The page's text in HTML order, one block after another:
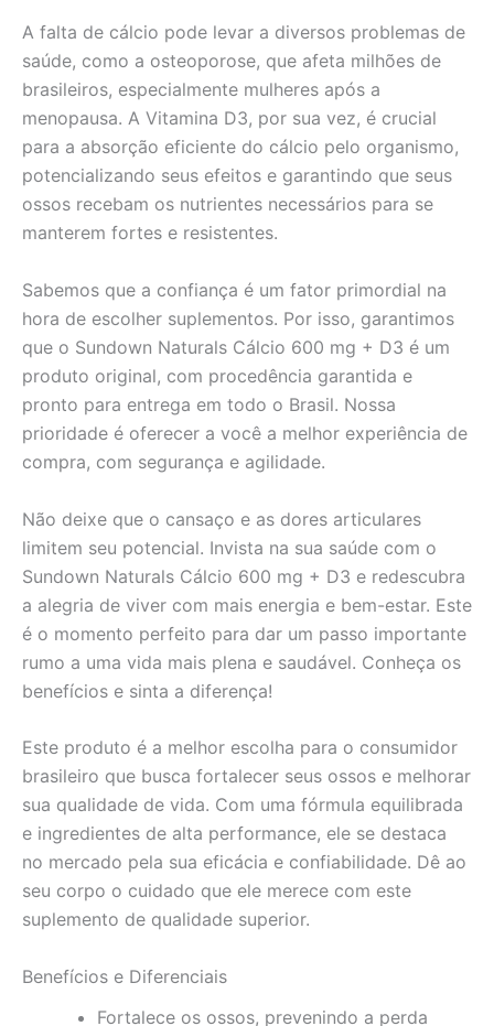
A falta de cálcio pode levar a diversos problemas de
saúde, como a osteoporose, que afeta milhões de
brasileiros, especialmente mulheres após a
menopausa. A Vitamina D3, por sua vez, é crucial
para a absorção eficiente do cálcio pelo organismo,
potencializando seus efeitos e garantindo que seus
ossos recebam os nutrientes necessários para se
manterem fortes e resistentes.
Sabemos que a confiança é um fator primordial na
hora de escolher suplementos. Por isso, garantimos
que o Sundown Naturals Cálcio 600 mg + D3 é um
produto original, com procedência garantida e
pronto para entrega em todo o Brasil. Nossa
prioridade é oferecer a você a melhor experiência de
compra, com segurança e agilidade.
Não deixe que o cansaço e as dores articulares
limitem seu potencial. Invista na sua saúde com o
Sundown Naturals Cálcio 600 mg + D3 e redescubra
a alegria de viver com mais energia e bem-estar. Este
é o momento perfeito para dar um passo importante
rumo a uma vida mais plena e saudável. Conheça os
benefícios e sinta a diferença!
Este produto é a melhor escolha para o consumidor
brasileiro que busca fortalecer seus ossos e melhorar
sua qualidade de vida. Com uma fórmula equilibrada
e ingredientes de alta performance, ele se destaca
no mercado pela sua eficácia e confiabilidade. Dê ao
seu corpo o cuidado que ele merece com este
suplemento de qualidade superior.
Benefícios e Diferenciais
Fortalece os ossos, prevenindo a perda